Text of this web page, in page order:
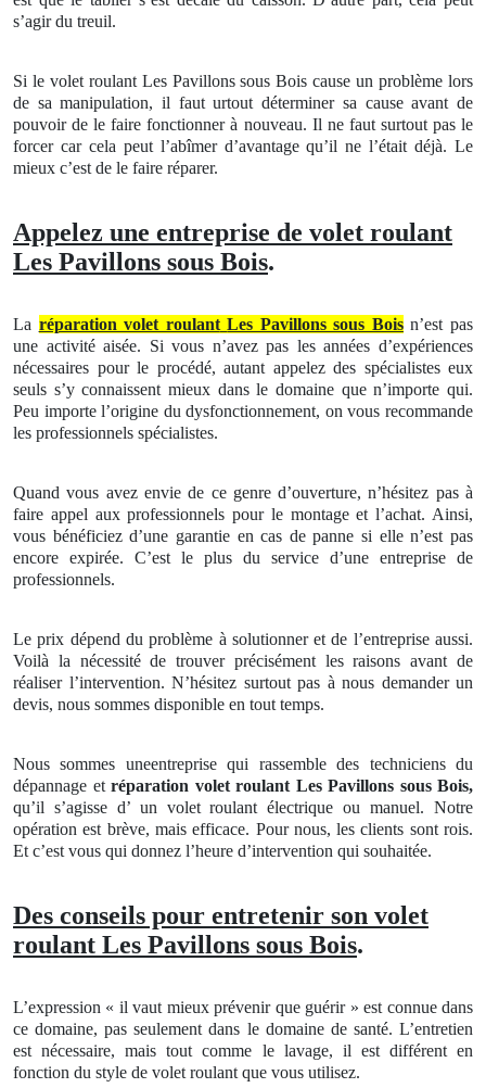
s’agir du treuil.
Si le volet roulant Les Pavillons sous Bois cause un problème lors
de sa manipulation, il faut urtout déterminer sa cause avant de
pouvoir de le faire fonctionner à nouveau. Il ne faut surtout pas le
forcer car cela peut l’abîmer d’avantage qu’il ne l’était déjà. Le
mieux c’est de le faire réparer.
Appelez une entreprise de volet roulant
Les Pavillons sous Bois.
La réparation volet roulant Les Pavillons sous Boisn’est pas
une activité aisée. Si vous n’avez pas les années d’expériences
nécessaires pour le procédé, autant appelez des spécialistes eux
seuls s’y connaissent mieux dans le domaine que n’importe qui.
Peu importe l’origine du dysfonctionnement, on vous recommande
les professionnels spécialistes.
Quand vous avez envie de ce genre d’ouverture, n’hésitez pas à
faire appel aux professionnels pour le montage et l’achat. Ainsi,
vous bénéficiez d’une garantie en cas de panne si elle n’est pas
encore expirée. C’est le plus du service d’une entreprise de
professionnels.
Le prix dépend du problème à solutionner et de l’entreprise aussi.
Voilà la nécessité de trouver précisément les raisons avant de
réaliser l’intervention. N’hésitez surtout pas à nous demander un
devis, nous sommes disponible en tout temps.
Nous sommes uneentreprise qui rassemble des techniciens du
dépannage et réparation volet roulant Les Pavillons sous Bois,
qu’il s’agisse d’ un volet roulant électrique ou manuel. Notre
opération est brève, mais efficace. Pour nous, les clients sont rois.
Et c’est vous qui donnez l’heure d’intervention qui souhaitée.
Des conseils pour entretenir son volet
roulant Les Pavillons sous Bois.
L’expression « il vaut mieux prévenir que guérir » est connue dans
ce domaine, pas seulement dans le domaine de santé. L’entretien
est nécessaire, mais tout comme le lavage, il est différent en
fonction du style de volet roulant que vous utilisez.